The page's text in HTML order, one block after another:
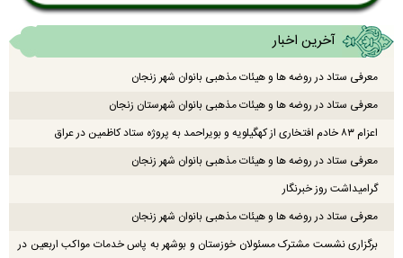
آخرین اخبار
معرفی ستاد در روضه ها و هیئات مذهبی بانوان شهر زنجان
معرفی ستاد در روضه ها و هیئات مذهبی بانوان شهرستان زنجان
اعزام ۸۳ خادم افتخاری از کهگیلویه و بویراحمد به پروژه ستاد کاظمین در عراق
معرفی ستاد در روضه ها و هیئات مذهبی بانوان شهر زنجان
گرامیداشت روز خبرنگار
معرفی ستاد در روضه ها و هیئات مذهبی بانوان شهر زنجان
برگزاری نشست مشترک مسئولان خوزستان و بوشهر به پاس خدمات مواکب اربعین در